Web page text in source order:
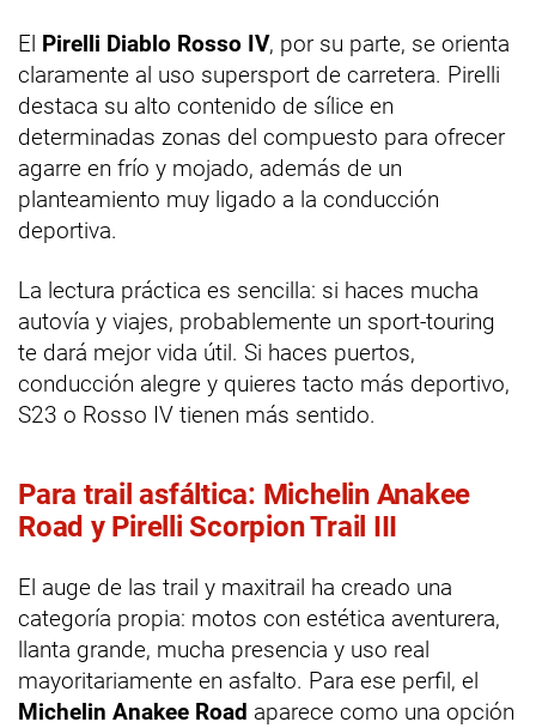
El Pirelli Diablo Rosso IV, por su parte, se orienta
claramente al uso supersport de carretera. Pirelli
destaca su alto contenido de sílice en
determinadas zonas del compuesto para ofrecer
agarre en frío y mojado, además de un
planteamiento muy ligado a la conducción
deportiva.
La lectura práctica es sencilla: si haces mucha
autovía y viajes, probablemente un sport-touring
te dará mejor vida útil. Si haces puertos,
conducción alegre y quieres tacto más deportivo,
S23 o Rosso IV tienen más sentido.
Para trail asfáltica: Michelin Anakee
Road y Pirelli Scorpion Trail III
El auge de las trail y maxitrail ha creado una
categoría propia: motos con estética aventurera,
llanta grande, mucha presencia y uso real
mayoritariamente en asfalto. Para ese perfil, el
Michelin Anakee Road aparece como una opción